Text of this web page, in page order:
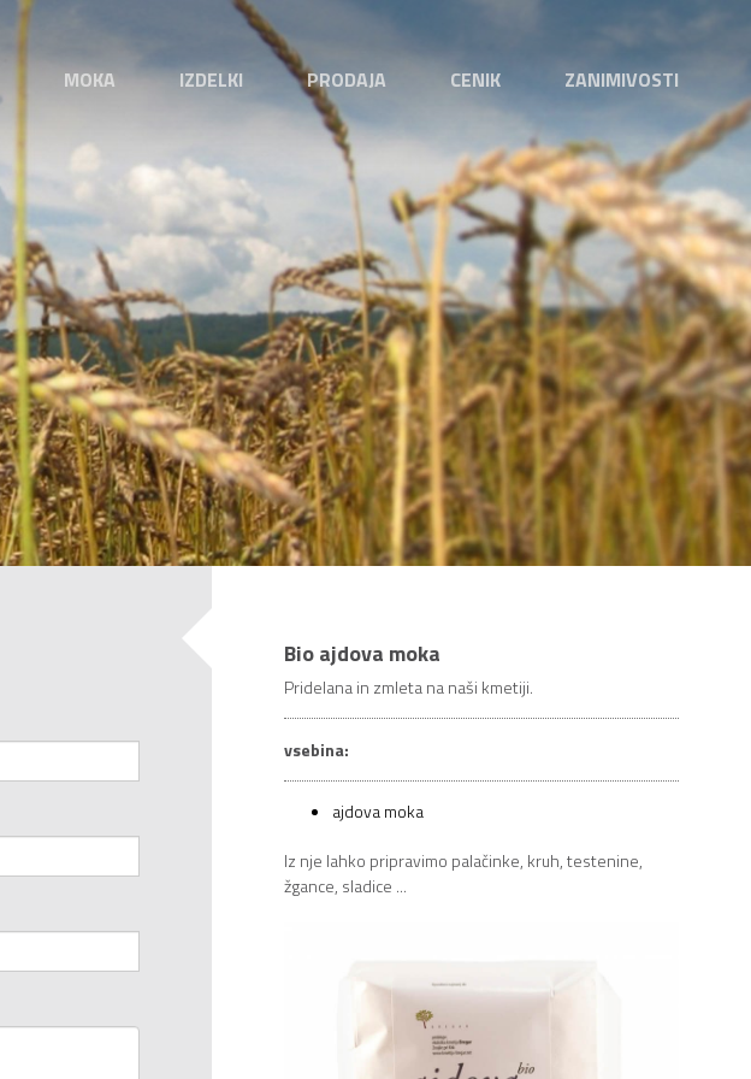
MOKA IZDELKI PRODAJA CENIK ZANIMIVOSTI
Bio ajdova moka
Pridelana in zmleta na naši kmetiji.
vsebina:
ajdova moka
Iz nje lahko pripravimo palačinke, kruh, testenine,
žgance, sladice ...